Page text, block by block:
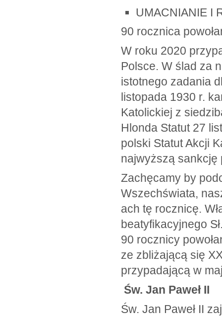
UMACNIANIE I
90 rocznica
W roku 2020
Polsce. W ślad za
istotnego zadania
listopada 1930 r.
Katolickiej z
Hlonda Statut 27
polski Statut Akcji
najwyższą sankcję
Zachęcamy by
Wszechświata,
ach tę rocznicę.
beatyfikacyjnego
90 rocznicy
ze zbliżającą się
przypadającą w
Św. Jan Paweł II
Św. Jan Paweł II